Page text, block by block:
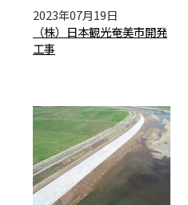
2023年07月19日
（株）日本観光奄美市開発
工事